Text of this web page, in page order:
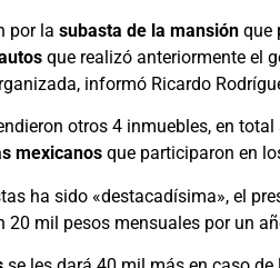
por la subasta de la mansión que
que realizó anteriormente el
informó Ricardo
otros 4 inmuebles, en
mexicanos que participaron en
ha sido «destacadísima», el
20 mil pesos mensuales por un